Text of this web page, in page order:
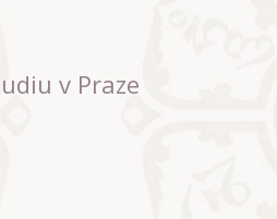
v Praze